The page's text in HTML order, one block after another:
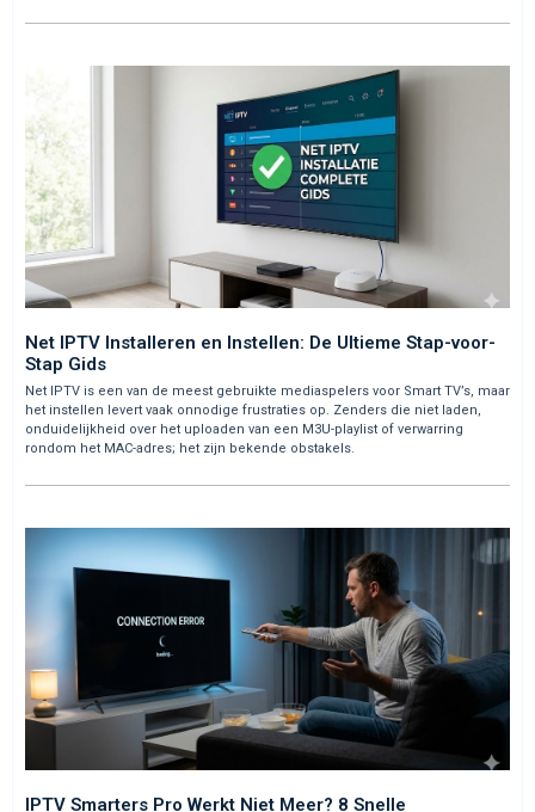
Net IPTV Installeren en Instellen: De Ultieme Stap-voor-
Stap Gids
Net IPTV is een van de meest gebruikte mediaspelers voor Smart TV’s, maar
het instellen levert vaak onnodige frustraties op. Zenders die niet laden,
onduidelijkheid over het uploaden van een M3U-playlist of verwarring
rondom het MAC-adres; het zijn bekende obstakels.
IPTV Smarters Pro Werkt Niet Meer? 8 Snelle